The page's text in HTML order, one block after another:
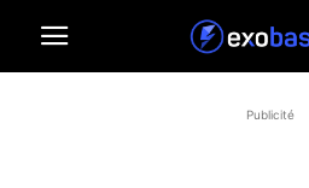
Publicité